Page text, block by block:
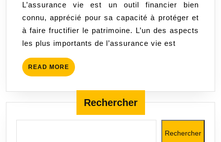
votre
vie
L’assurance vie est un outil financier bien
connu, apprécié pour sa capacité à protéger et
à faire fructifier le patrimoine. L’un des aspects
les plus importants de l’assurance vie est
READ MORE READ
MORE
Rechercher
Rechercher